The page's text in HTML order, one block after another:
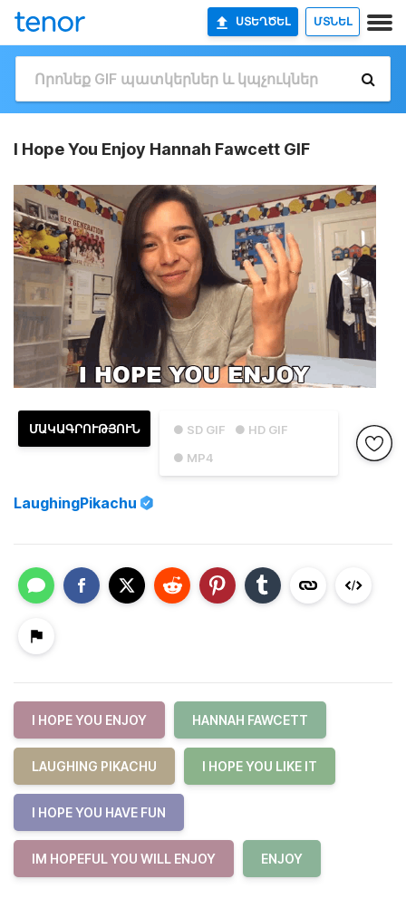
ՍՏԵՂԾԵԼ ՄՏՆԵԼ
I Hope You Enjoy Hannah Fawcett GIF
● SD GIF
● HD GIF
● MP4
ՄԱԿԱԳՐՈՒԹՅՈՒՆ
LaughingPikachu
I HOPE YOU ENJOY HANNAH FAWCETT
LAUGHING PIKACHU I HOPE YOU LIKE IT
I HOPE YOU HAVE FUN
IM HOPEFUL YOU WILL ENJOY ENJOY